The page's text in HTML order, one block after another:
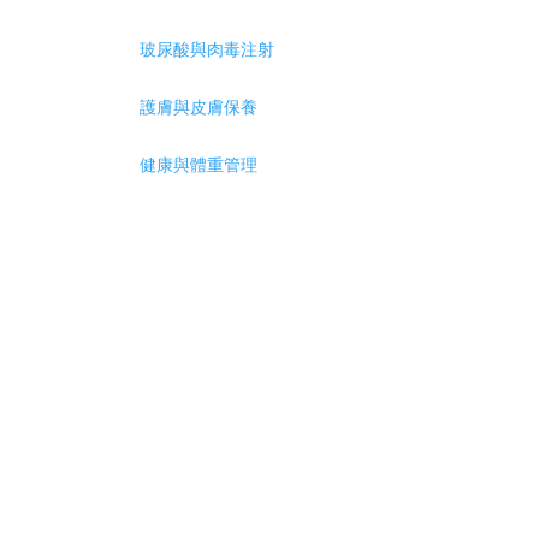
玻尿酸與肉毒注射
護膚與皮膚保養
健康與體重管理